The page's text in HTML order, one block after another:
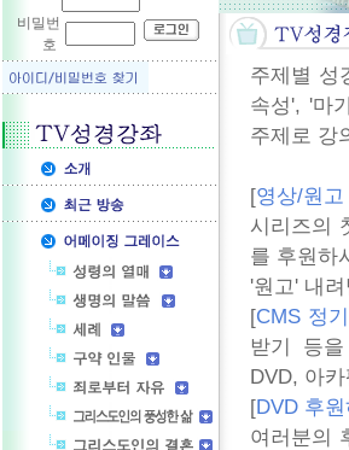
비밀번
호
주제별 성
속성', '마
주제로 강
[영상/원
시리즈의
를 후원하
'원고' 내
[CMS 정
받기 등
DVD, 아
[DVD 후원
여러분의